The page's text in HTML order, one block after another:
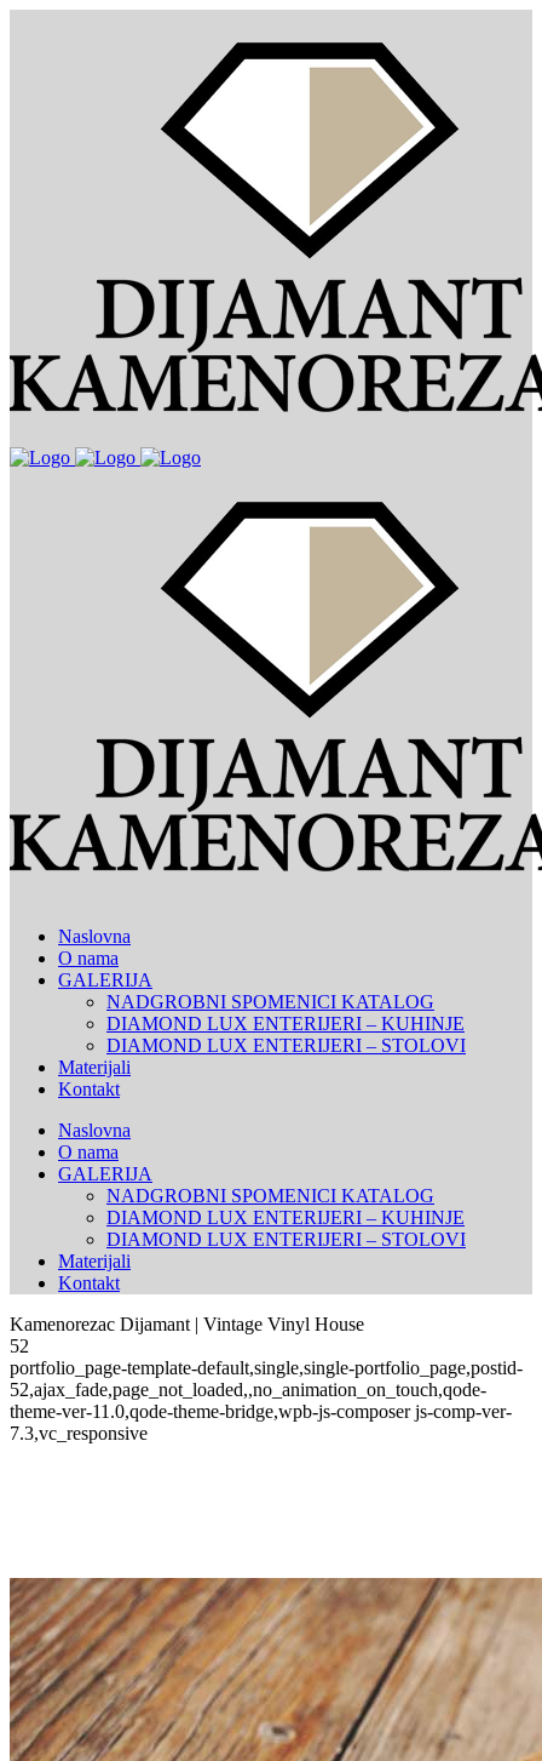
Naslovna
O nama
GALERIJA
NADGROBNI SPOMENICI KATALOG
DIAMOND LUX ENTERIJERI – KUHINJE
DIAMOND LUX ENTERIJERI – STOLOVI
Materijali
Kontakt
Naslovna
O nama
GALERIJA
NADGROBNI SPOMENICI KATALOG
DIAMOND LUX ENTERIJERI – KUHINJE
DIAMOND LUX ENTERIJERI – STOLOVI
Materijali
Kontakt
Kamenorezac Dijamant | Vintage Vinyl House
52
portfolio_page-template-default,single,single-portfolio_page,postid-
52,ajax_fade,page_not_loaded,,no_animation_on_touch,qode-
theme-ver-11.0,qode-theme-bridge,wpb-js-composer js-comp-ver-
7.3,vc_responsive